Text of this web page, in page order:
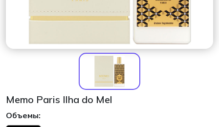
Memo Paris Ilha do Mel
Объемы: